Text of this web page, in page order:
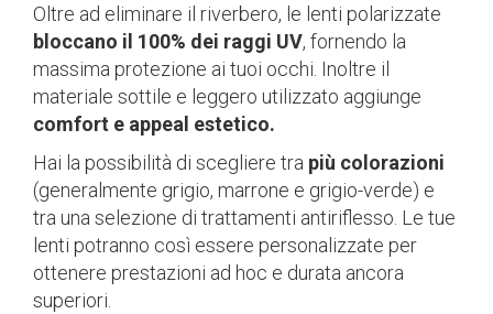
Oltre ad eliminare il riverbero, le lenti polarizzate
bloccano il 100% dei raggi UV, fornendo la
massima protezione ai tuoi occhi. Inoltre il
materiale sottile e leggero utilizzato aggiunge
comfort e appeal estetico.
Hai la possibilità di scegliere tra più colorazioni
(generalmente grigio, marrone e grigio-verde) e
tra una selezione di trattamenti antiriflesso. Le tue
lenti potranno così essere personalizzate per
ottenere prestazioni ad hoc e durata ancora
superiori.